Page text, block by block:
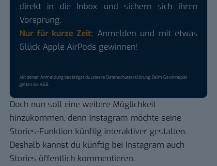
direkt in die Inbox und sichern sich ihren
Vorsprung.
Nur für kurze Zeit: Anmelden und mit etwas
Glück Apple AirPods gewinnen!
Mit deiner Anmeldung bestätigst du unsereDatenschutzerklärung. Beim Gewinnspiel
gelten dieAGB.
Doch nun soll eine weitere Möglichkeit
hinzukommen, denn Instagram möchte seine
Stories-Funktion künftig interaktiver gestalten.
Deshalb kannst du künftig bei Instagram auch
Stories öffentlich kommentieren.